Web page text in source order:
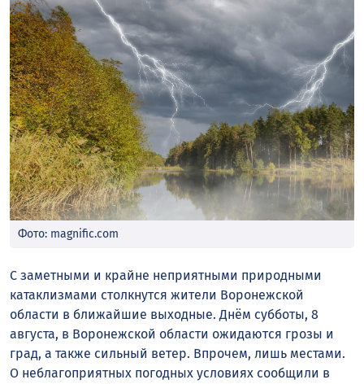
Фото: magnific.com
С заметными и крайне неприятными природными
катаклизмами столкнутся жители Воронежской
области в ближайшие выходные. Днём субботы, 8
августа, в Воронежской области ожидаются грозы и
град, а также сильный ветер. Впрочем, лишь местами.
О неблагоприятных погодных условиях сообщили в